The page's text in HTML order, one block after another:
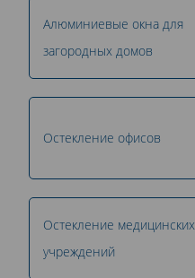
Алюминиевые окна для
загородных домов
Остекление офисов
Остекление медицинских
учреждений